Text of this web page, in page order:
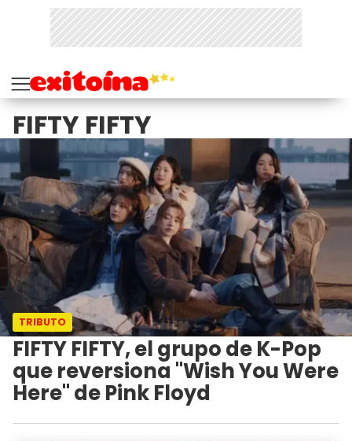
FIFTY FIFTY
TRIBUTO
FIFTY FIFTY, el grupo de K-Pop
que reversiona "Wish You Were
Here" de Pink Floyd